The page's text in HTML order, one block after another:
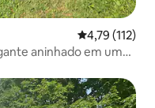
4,79 de uma
4,79 (112)
aninhado em um